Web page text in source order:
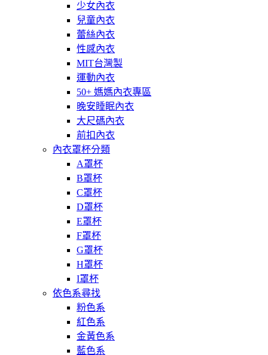
少女內衣
兒童內衣
蕾絲內衣
性感內衣
MIT台灣製
運動內衣
50+ 媽媽內衣專區
晚安睡眠內衣
大尺碼內衣
前扣內衣
內衣罩杯分類
A罩杯
B罩杯
C罩杯
D罩杯
E罩杯
F罩杯
G罩杯
H罩杯
I罩杯
依色系尋找
粉色系
紅色系
金黃色系
藍色系